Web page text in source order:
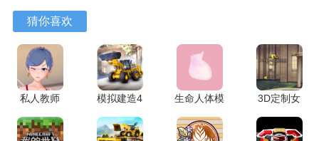
游戏亮点
养良好的驾驶习惯和交通意识。
猜你喜欢
私人教师
6.96.19 手
机版
模拟建造4
1.23.1096
手机版
生命人体模
拟器life汉
化版 1.0 安
3D定制女
仆 1.0.23
手机版